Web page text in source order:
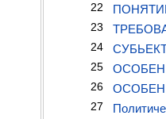
22
23
24
25
26
27